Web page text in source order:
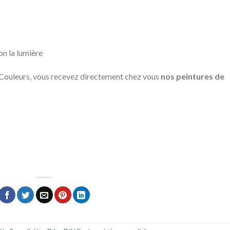
la lumière
vous recevez directement chez vous nos peintures de